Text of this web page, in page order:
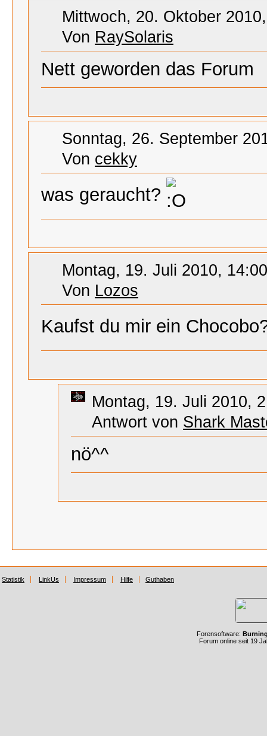
Mittwoch, 20. Oktober
Von RaySolaris
Nett geworden das Forum
Sonntag, 26. September
Von cekky
was geraucht?
Montag, 19. Juli 2010, 14:00
Von Lozos
Kaufst du mir ein
Montag, 19. Juli 2010,
Antwort von Shark
nö^^
Statistik LinkUs Impressum Hilfe Guthaben
Forensoftware:
Forum online seit 19